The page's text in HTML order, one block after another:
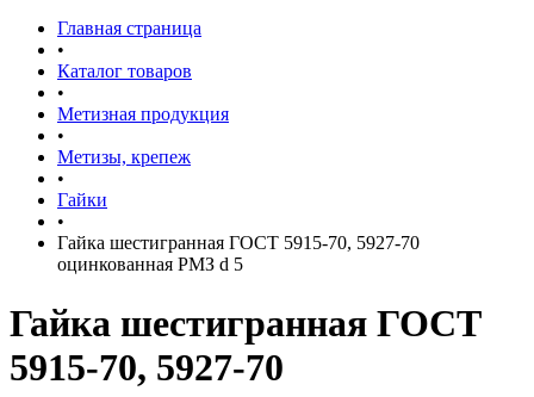
Главная страница
•
Каталог товаров
•
Метизная продукция
•
Метизы, крепеж
•
Гайки
•
Гайка шестигранная ГОСТ 5915-70, 5927-70
оцинкованная РМЗ d 5
Гайка шестигранная ГОСТ
5915-70, 5927-70